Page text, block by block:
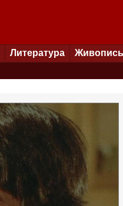
Литература Живопись